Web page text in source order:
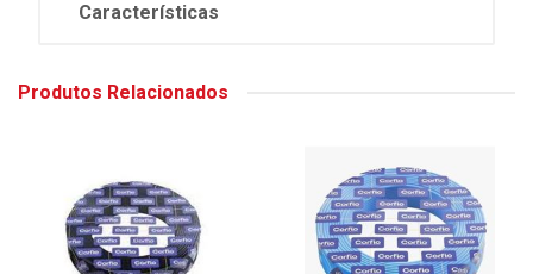
Características
Produtos Relacionados